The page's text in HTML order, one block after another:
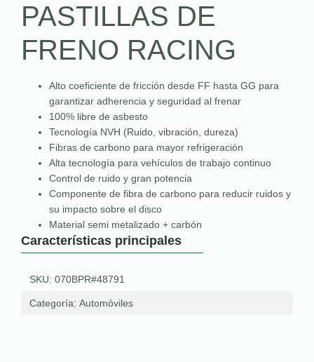
PASTILLAS DE
FRENO RACING
Alto coeficiente de fricción desde FF hasta GG para
garantizar adherencia y seguridad al frenar
100% libre de asbesto
Tecnología NVH (Ruido, vibración, dureza)
Fibras de carbono para mayor refrigeración
Alta tecnología para vehículos de trabajo continuo
Control de ruido y gran potencia
Componente de fibra de carbono para reducir ruidos y
su impacto sobre el disco
Material semi metalizado + carbón
Características principales
SKU: 070BPR#48791
Categoría: Automóviles